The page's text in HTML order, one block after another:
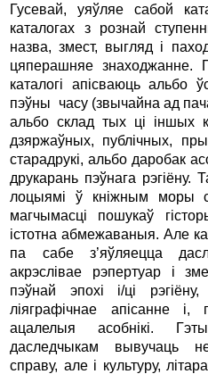
Гусевай, уяўляе сабой
каталогах з рознай
назва, змест, выгляд і
цяперашняе знаходжанне.
каталогі апісваюць альбо
пэўны часу (звычайна ад
альбо склад тых ці іншых
дзяржаўных, публічных,
старадрукі, альбо даробак
друкарань пэўнага рэгіёну.
лоцыямі ў кніжным моры
магчымасці пошукаў
істотна абмежаваныя. Але
па сабе з’яўляецца
акрэслівае рэпертуар і
пэўнай эпохі і/ці
ліяграфічнае апісанне і,
ацалелыя асобнікі.
даследчыкам вывучаць не
справу, але і культуру,